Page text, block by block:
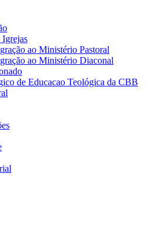
Igrejas
ao Ministério Pastoral
ao Ministério Diaconal
de Educacao Teológica da CBB